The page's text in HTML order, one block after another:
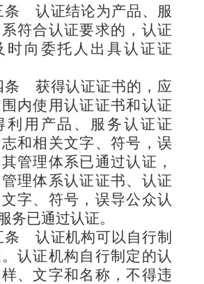
条 认证结论为产品、服
符合认证要求的，认证
时向委托人出具认证证
条 获得认证证书的，应
内使用认证证书和认证
利用产品、服务认证证
和相关文字、符号，误
管理体系已通过认证，
理体系认证证书、认证
字、符号，误导公众认
务已通过认证。
条 认证机构可以自行制
认证机构自行制定的认
、文字和名称，不得违